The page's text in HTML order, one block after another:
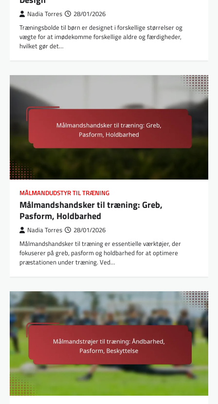
Nadia Torres 28/01/2026
Træningsbolde til børn er designet i forskellige størrelser og
vægte for at imødekomme forskellige aldre og færdigheder,
hvilket gør det…
MÅLMANDUDSTYR TIL TRÆNING
Målmandshandsker til træning: Greb,
Pasform, Holdbarhed
Nadia Torres 28/01/2026
Målmandshandsker til træning er essentielle værktøjer, der
fokuserer på greb, pasform og holdbarhed for at optimere
præstationen under træning. Ved…